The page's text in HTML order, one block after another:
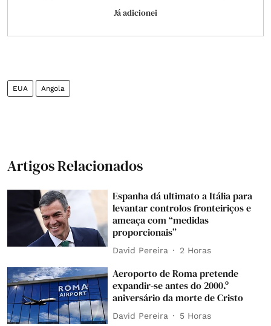
Já adicionei
EUA Angola
Artigos Relacionados
Espanha dá ultimato a Itália para
levantar controlos fronteiriços e
ameaça com “medidas
proporcionais”
David Pereira 2 Horas
Aeroporto de Roma pretende
expandir-se antes do 2000.º
aniversário da morte de Cristo
David Pereira 5 Horas